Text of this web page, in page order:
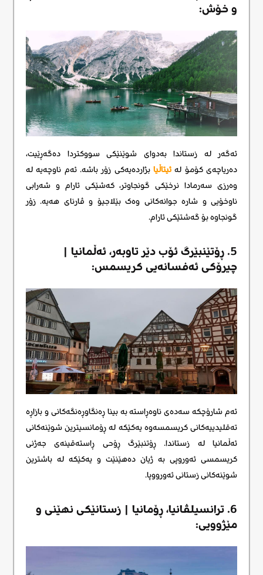
و خۆش:
ئەگەر لە زستاندا بەدوای شوێنێکی سووکتردا دەگەڕێیت،
دەریاچەی کۆمۆ لە ئیتاڵیا بژاردەیەکی زۆر باشە. ئەم ناوچەیە لە
وەرزی سەرمادا نرخێکی گونجاوتر، کەشێکی ئارام و شەرابی
ناوخۆیی و شارە جوانەکانی وەک بێلاجیۆ و ڤارنای هەیە. زۆر
گونجاوە بۆ گەشتێکی ئارام.
5. ڕۆتێنبێرگ ئۆب دێر تاوبەر، ئەڵمانیا |
چیرۆکی ئەفسانەیی کریسمس:
ئەم شارۆچکە سەدەی ناوەڕاستە بە بینا ڕەنگاوڕەنگەکانی و بازاڕە
تەقلیدییەکانی کریسمسەوە یەکێکە لە ڕۆمانسیترین شوێنەکانی
ئەڵمانیا لە زستاندا. ڕۆتنبێرگ ڕۆحی ڕاستەقینەی جەژنی
کریسمسی ئەوروپی بە ژیان دەهێنێت و یەکێکه لە باشترین
شوێنەکانی زستانی ئەورووپا.
6. ترانسیلڤانیا، ڕۆمانیا | زستانێکی نهێنی و
مێژوویی: